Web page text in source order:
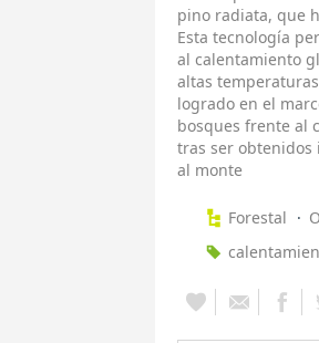
pino radiata, que
Esta tecnología
al calentamiento
altas
logrado en el
bosques frente al
tras ser obtenidos
al monte
Forestal